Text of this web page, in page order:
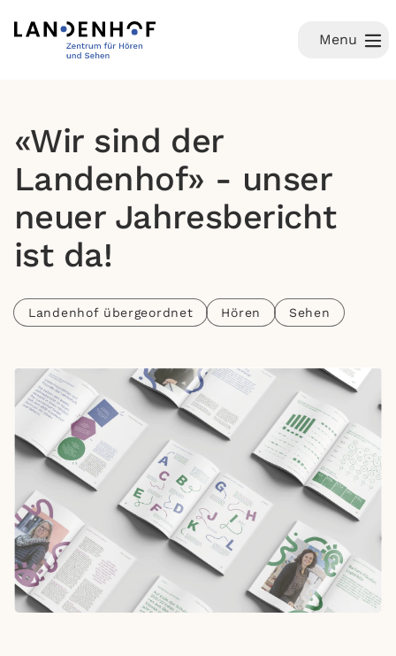
Menu
«Wir sind der
Landenhof» - unser
neuer Jahresbericht
ist da!
Landenhof übergeordnet Hören Sehen